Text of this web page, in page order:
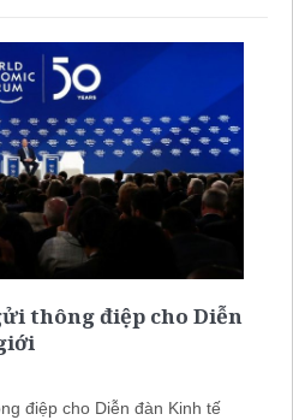
thông điệp cho Diễn
điệp cho Diễn đàn Kinh tế